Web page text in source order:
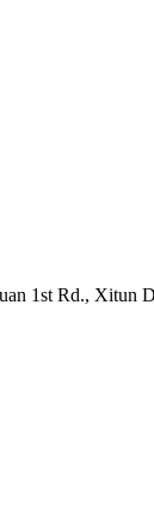
1st Rd., Xitun